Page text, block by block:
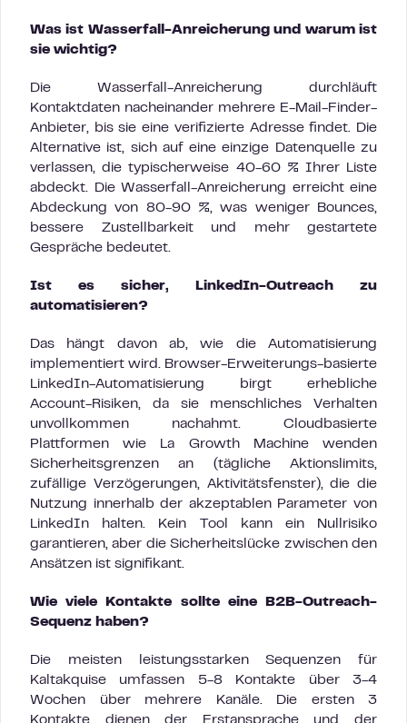
Was ist Wasserfall-Anreicherung und warum ist
sie wichtig?
Die Wasserfall-Anreicherung durchläuft
Kontaktdaten nacheinander mehrere E-Mail-Finder-
Anbieter, bis sie eine verifizierte Adresse findet. Die
Alternative ist, sich auf eine einzige Datenquelle zu
verlassen, die typischerweise 40-60 % Ihrer Liste
abdeckt. Die Wasserfall-Anreicherung erreicht eine
Abdeckung von 80-90 %, was weniger Bounces,
bessere Zustellbarkeit und mehr gestartete
Gespräche bedeutet.
Ist es sicher, LinkedIn-Outreach zu
automatisieren?
Das hängt davon ab, wie die Automatisierung
implementiert wird. Browser-Erweiterungs-basierte
LinkedIn-Automatisierung birgt erhebliche
Account-Risiken, da sie menschliches Verhalten
unvollkommen nachahmt. Cloudbasierte
Plattformen wie La Growth Machine wenden
Sicherheitsgrenzen an (tägliche Aktionslimits,
zufällige Verzögerungen, Aktivitätsfenster), die die
Nutzung innerhalb der akzeptablen Parameter von
LinkedIn halten. Kein Tool kann ein Nullrisiko
garantieren, aber die Sicherheitslücke zwischen den
Ansätzen ist signifikant.
Wie viele Kontakte sollte eine B2B-Outreach-
Sequenz haben?
Die meisten leistungsstarken Sequenzen für
Kaltakquise umfassen 5-8 Kontakte über 3-4
Wochen über mehrere Kanäle. Die ersten 3